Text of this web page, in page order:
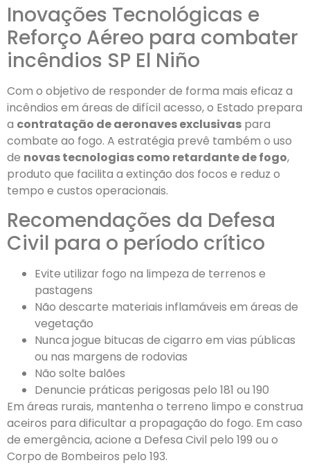
Inovações Tecnológicas e
Reforço Aéreo para combater
incêndios SP El Niño
Com o objetivo de responder de forma mais eficaz a
incêndios em áreas de difícil acesso, o Estado prepara
a contratação de aeronaves exclusivas para
combate ao fogo. A estratégia prevê também o uso
de novas tecnologias como retardante de fogo,
produto que facilita a extinção dos focos e reduz o
tempo e custos operacionais.
Recomendações da Defesa
Civil para o período crítico
Evite utilizar fogo na limpeza de terrenos e
pastagens
Não descarte materiais inflamáveis em áreas de
vegetação
Nunca jogue bitucas de cigarro em vias públicas
ou nas margens de rodovias
Não solte balões
Denuncie práticas perigosas pelo 181 ou 190
Em áreas rurais, mantenha o terreno limpo e construa
aceiros para dificultar a propagação do fogo. Em caso
de emergência, acione a Defesa Civil pelo 199 ou o
Corpo de Bombeiros pelo 193.